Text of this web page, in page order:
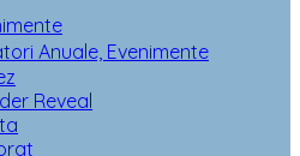
Anuale, Evenimente
Reveal